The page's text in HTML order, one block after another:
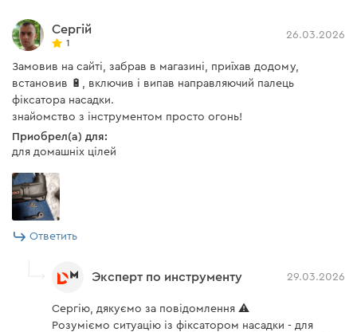
Сергій
1
26.03.2026
Замовив на сайті, забрав в магазині, приїхав додому,
встановив 🔋, включив і випав направляючий палець
фіксатора насадки.
знайомство з інструментом просто огонь!
Приобрел(а) для:
для домашніх цілей
Ответить
Эксперт по инструменту 29.03.2026
Сергію, дякуємо за повідомлення ⚠️
Розуміємо ситуацію із фіксатором насадки - для